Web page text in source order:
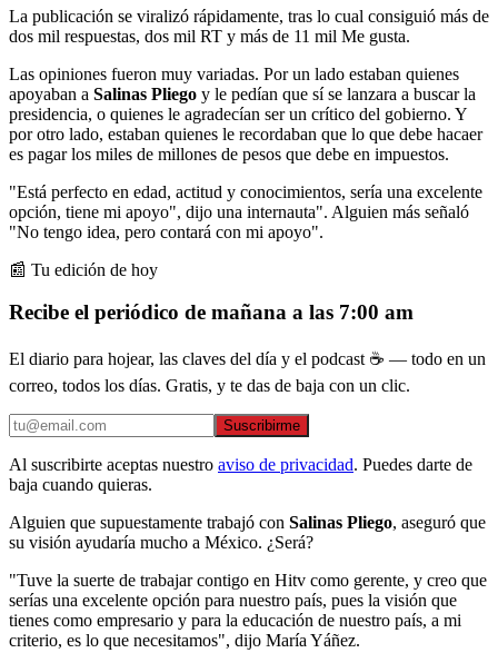
La publicación se viralizó rápidamente, tras lo cual consiguió más de
dos mil respuestas, dos mil RT y más de 11 mil Me gusta.
Las opiniones fueron muy variadas. Por un lado estaban quienes
apoyaban a Salinas Pliego y le pedían que sí se lanzara a buscar la
presidencia, o quienes le agradecían ser un crítico del gobierno. Y
por otro lado, estaban quienes le recordaban que lo que debe hacaer
es pagar los miles de millones de pesos que debe en impuestos.
"Está perfecto en edad, actitud y conocimientos, sería una excelente
opción, tiene mi apoyo", dijo una internauta". Alguien más señaló
"No tengo idea, pero contará con mi apoyo".
📰 Tu edición de hoy
Recibe el periódico de mañana a las 7:00 am
El diario para hojear, las claves del día y el podcast ☕ — todo en un
correo, todos los días. Gratis, y te das de baja con un clic.
Suscribirme
Al suscribirte aceptas nuestro aviso de privacidad. Puedes darte de
baja cuando quieras.
Alguien que supuestamente trabajó con Salinas Pliego, aseguró que
su visión ayudaría mucho a México. ¿Será?
"Tuve la suerte de trabajar contigo en Hitv como gerente, y creo que
serías una excelente opción para nuestro país, pues la visión que
tienes como empresario y para la educación de nuestro país, a mi
criterio, es lo que necesitamos", dijo María Yáñez.